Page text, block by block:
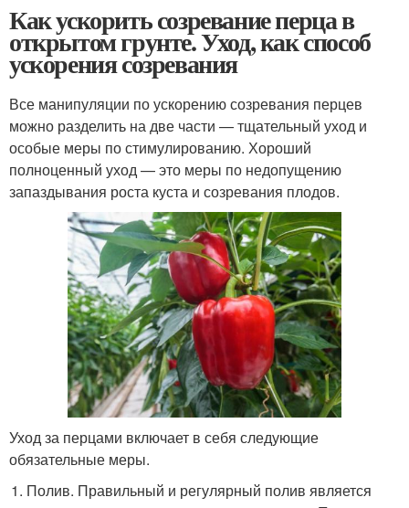
Как ускорить созревание перца в
открытом грунте. Уход, как способ
ускорения созревания
Все манипуляции по ускорению созревания перцев
можно разделить на две части — тщательный уход и
особые меры по стимулированию. Хороший
полноценный уход — это меры по недопущению
запаздывания роста куста и созревания плодов.
Уход за перцами включает в себя следующие
обязательные меры.
Полив. Правильный и регулярный полив является